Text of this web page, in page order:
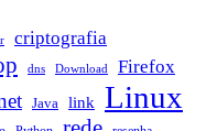
criptografia
dns Download Firefox
Java link Linux